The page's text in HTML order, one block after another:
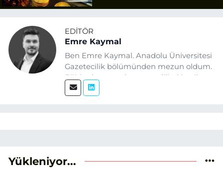
EDITÖR
Emre Kaymal
Ben Emre Kaymal. Anadolu Üniversitesi
Gazetecilik bölümünden mezun oldum.
Eğitim hayatım boyunca dijital içerik
üretimi ve arama motoru
Yükleniyor...